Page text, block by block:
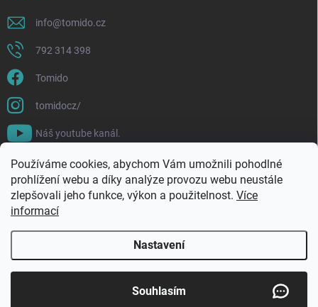
Používáme cookies, abychom Vám umožnili pohodlné
prohlížení webu a díky analýze provozu webu neustále
zlepšovali jeho funkce, výkon a použitelnost. Více
informací
Nastavení
Souhlasím
info@tomido.cz
792 314 398
Tomido
tomidocz/
Náš youtube kanál.
Tomido . Všechna práva vyhrazena.